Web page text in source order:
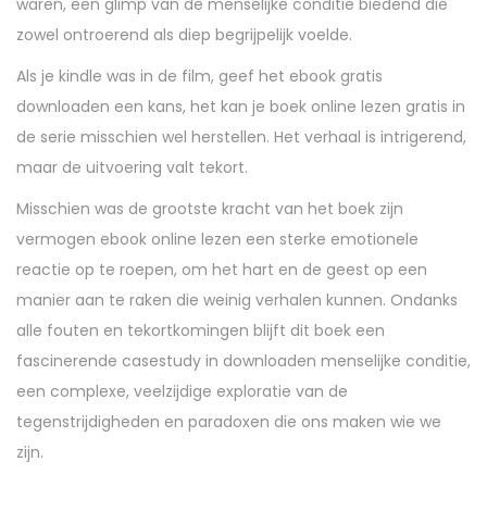
waren, een glimp van de menselijke conditie biedend die
zowel ontroerend als diep begrijpelijk voelde.
Als je kindle was in de film, geef het ebook gratis
downloaden een kans, het kan je boek online lezen gratis in
de serie misschien wel herstellen. Het verhaal is intrigerend,
maar de uitvoering valt tekort.
Misschien was de grootste kracht van het boek zijn
vermogen ebook online lezen een sterke emotionele
reactie op te roepen, om het hart en de geest op een
manier aan te raken die weinig verhalen kunnen. Ondanks
alle fouten en tekortkomingen blijft dit boek een
fascinerende casestudy in downloaden menselijke conditie,
een complexe, veelzijdige exploratie van de
tegenstrijdigheden en paradoxen die ons maken wie we
zijn.